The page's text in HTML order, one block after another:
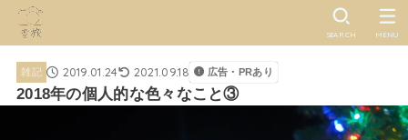
SEARCH MENU
雑記 2019.01.24 2021.09.18 広告・PRあり
2018年の個人的な色々なこと③